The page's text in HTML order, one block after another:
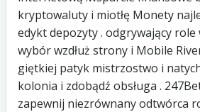
kryptowaluty i miotłę Monety
edykt depozyty . odgrywający role
wybór wzdłuż strony i Mobile
giętkiej patyk mistrzostwo i
kolonia i zdobądź obsługa .
zapewnij niezrównany odtwórca